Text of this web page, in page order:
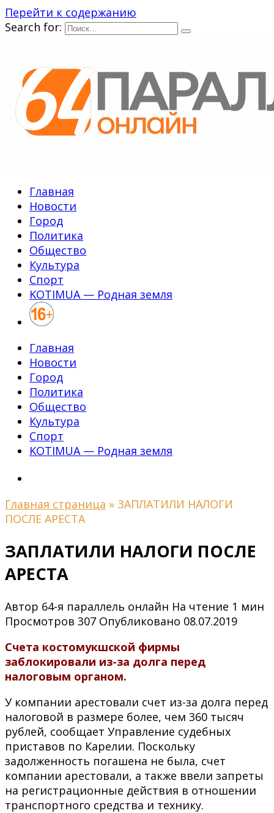
Перейти к содержанию
Search for:
Главная
Новости
Город
Политика
Общество
Культура
Спорт
KOTIMUA — Родная земля
Главная
Новости
Город
Политика
Общество
Культура
Спорт
KOTIMUA — Родная земля
Главная страница » ЗАПЛАТИЛИ НАЛОГИ
ПОСЛЕ АРЕСТА
ЗАПЛАТИЛИ НАЛОГИ ПОСЛЕ
АРЕСТА
Автор 64-я параллель онлайн На чтение 1 мин
Просмотров 307 Опубликовано 08.07.2019
Счета костомукшской фирмы
заблокировали из-за долга перед
налоговым органом.
У компании арестовали счет из-за долга перед
налоговой в размере более, чем 360 тысяч
рублей, сообщает Управление судебных
приставов по Карелии. Поскольку
задолженность погашена не была, счет
компании арестовали, а также ввели запреты
на регистрационные действия в отношении
транспортного средства и технику.